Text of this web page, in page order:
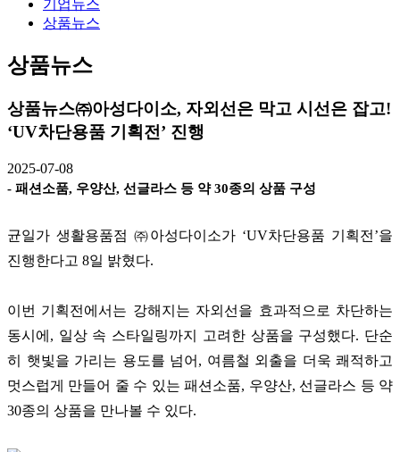
기업뉴스
상품뉴스
상품뉴스
상품뉴스㈜아성다이소, 자외선은 막고 시선은 잡고!
‘UV차단용품 기획전’ 진행
2025-07-08
- 패션소품, 우양산, 선글라스 등 약30종의 상품 구성
균일가 생활용품점 ㈜아성다이소가 ‘UV차단용품 기획전 ’을
진행한다고 8일 밝혔다.
이번 기획전에서는 강해지는 자외선을 효과적으로 차단하는
동시에 , 일상 속 스타일링까지 고려한 상품을 구성했다. 단순
히 햇빛을 가리는 용도를 넘어 , 여름철 외출을 더욱 쾌적하고
멋스럽게 만들어 줄 수 있는 패션소품, 우양산, 선글라스 등 약
30종의 상품을 만나볼 수 있다.